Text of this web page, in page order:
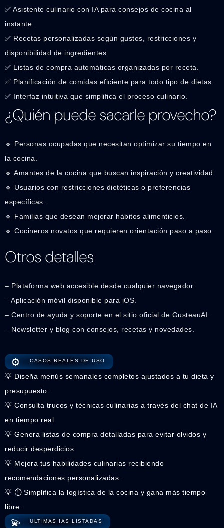
⚙️ CASOS REALES DE USO
💡 Diseña menús semanales completos ajustados a tu dieta y
presupuesto.
💡 Consulta trucos y técnicas culinarias a través del chat de IA
en tiempo real.
💡 Genera listas de compra detalladas para evitar olvidos y
reducir desperdicios.
💡 Mejora tus habilidades culinarias recibiendo
recomendaciones personalizadas.
💡 ⏱️ Simplifica la logística de la cocina y gana más tiempo
libre.
💫 ULTIMAS IAS LISTADAS
✅ Asistente culinario con IA para consejos de cocina al
instante.
✅ Recetas personalizadas según gustos, restricciones y
disponibilidad de ingredientes.
✅ Listas de compra automáticas organizadas por receta.
✅ Planificación de comidas eficiente para todo tipo de dietas.
✅ Interfaz intuitiva que simplifica el proceso culinario.
¿Quién puede sacarle provecho?
🔹 Personas ocupadas que necesitan optimizar su tiempo en
la cocina.
🔹 Amantes de la cocina que buscan inspiración y creatividad.
🔹 Usuarios con restricciones dietéticas o preferencias
específicas.
🔹 Familias que desean mejorar hábitos alimenticios.
🔹 Cocineros novatos que requieren orientación paso a paso.
Otros detalles
– Plataforma web accesible desde cualquier navegador.
– Aplicación móvil disponible para iOS.
– Centro de ayuda y soporte en el sitio oficial de GusteauAI.
– Newsletter y blog con consejos, recetas y novedades.